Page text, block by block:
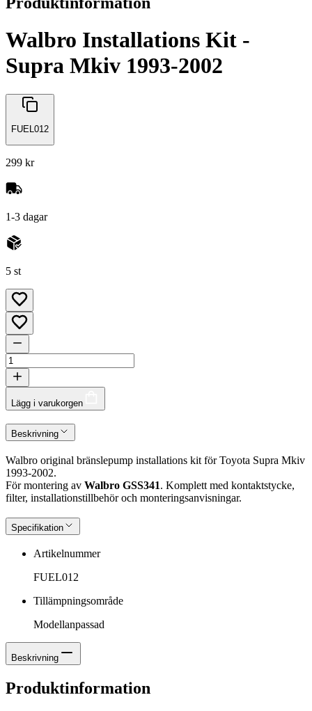
Walbro Installations Kit -
Supra Mkiv 1993-2002
FUEL012
299 kr
1-3 dagar
5 st
Lägg i varukorgen
Beskrivning
Walbro original bränslepump installations kit för Toyota Supra Mkiv
1993-2002.
För montering av Walbro GSS341. Komplett med kontaktstycke,
filter, installationstillbehör och monteringsanvisningar.
Specifikation
Artikelnummer
FUEL012
Tillämpningsområde
Modellanpassad
Beskrivning
Produktinformation